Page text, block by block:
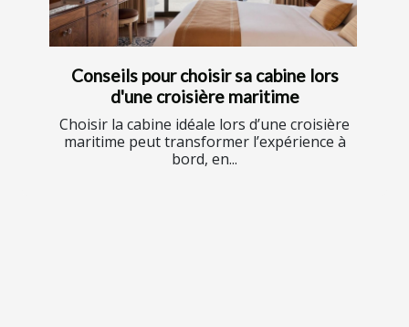
Conseils pour choisir sa cabine lors
d'une croisière maritime
Choisir la cabine idéale lors d’une croisière
maritime peut transformer l’expérience à
bord, en...